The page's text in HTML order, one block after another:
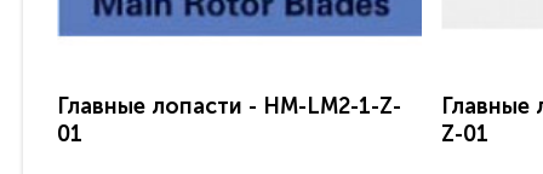
Главные лопасти - HM-LM2-1-Z-
01
Главные
Z-01